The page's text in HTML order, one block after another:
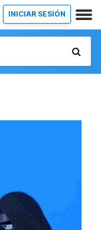
INICIAR SESIÓN